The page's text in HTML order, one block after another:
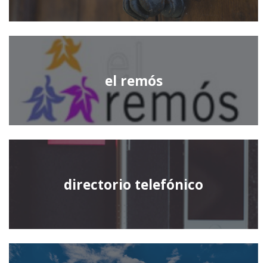
el remós
directorio telefónico